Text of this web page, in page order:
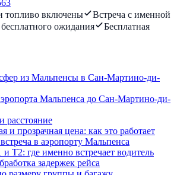
топливо включены
Встреча с именной
ожидания
Бесплатная
из Мальпенсы в Сан-Мартино-ди-
Мальпенса до Сан-Мартино-ди-
расстояние
и прозрачная цена: как это работает
в аэропорту Мальпенса
T2: где именно встречает водитель
задержек рейса